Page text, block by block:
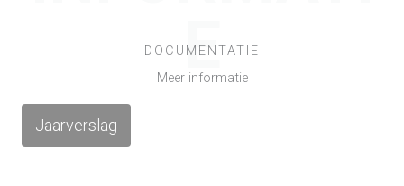
E
DOCUMENTATIE
Meer informatie
Jaarverslag